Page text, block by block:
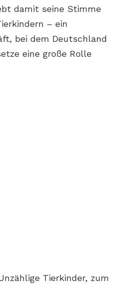
damit seine Stimme
– ein
bei dem Deutschland
eine große Rolle
Tierkinder, zum